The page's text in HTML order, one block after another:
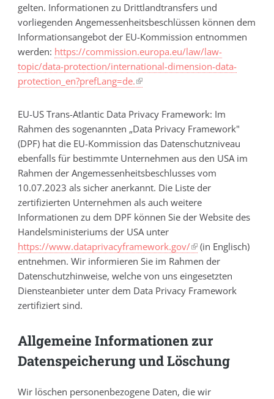
gelten. Informationen zu Drittlandtransfers und
vorliegenden Angemessenheitsbeschlüssen können dem
Informationsangebot der EU-Kommission entnommen
werden: https://commission.europa.eu/law/law-
topic/data-protection/international-dimension-data-
protection_en?prefLang=de.
EU-US Trans-Atlantic Data Privacy Framework: Im
Rahmen des sogenannten „Data Privacy Framework"
(DPF) hat die EU-Kommission das Datenschutzniveau
ebenfalls für bestimmte Unternehmen aus den USA im
Rahmen der Angemessenheitsbeschlusses vom
10.07.2023 als sicher anerkannt. Die Liste der
zertifizierten Unternehmen als auch weitere
Informationen zu dem DPF können Sie der Website des
Handelsministeriums der USA unter
https://www.dataprivacyframework.gov/
(in Englisch)
entnehmen. Wir informieren Sie im Rahmen der
Datenschutzhinweise, welche von uns eingesetzten
Diensteanbieter unter dem Data Privacy Framework
zertifiziert sind.
Allgemeine Informationen zur
Datenspeicherung und Löschung
Wir löschen personenbezogene Daten, die wir